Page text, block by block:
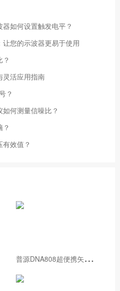
如何设置触发电平？
您的示波器更易于使用
灵活应用指南
？
何测量信噪比？
效值？
普
源DNA808超便携矢量网络分析仪